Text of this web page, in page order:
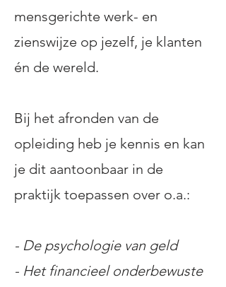
mensgerichte werk- en
zienswijze op jezelf, je klanten
én de wereld.
Bij het afronden van de
opleiding heb je kennis en kan
je dit aantoonbaar in de
praktijk toepassen over o.a.:
- De psychologie van geld
- Het financieel onderbewuste